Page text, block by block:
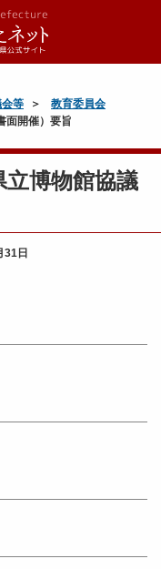
等
教育委員会
面開催）要旨
立博物館協議
31日